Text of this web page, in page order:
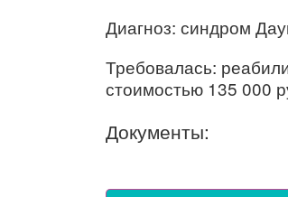
Диагноз: синдром
Требовалась:
стоимостью 135 000
Документы: